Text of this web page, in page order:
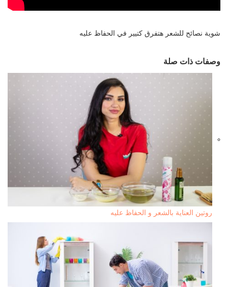
شوية نصائح للشعر هتفرق كتيير في الحفاظ عليه
وصفات ذات صلة
روتين العناية بالشعر و الحفاظ عليه